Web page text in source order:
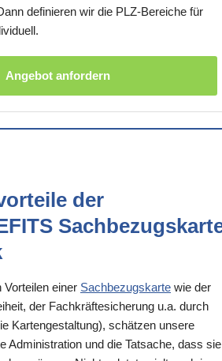
definieren wir die PLZ-Bereiche für
Angebot anfordern
der
einer Sachbezugskarte wie der
der Fachkräftesicherung u.a. durch
Kartengestaltung), schätzen unsere
Administration und die Tatsache, dass sie